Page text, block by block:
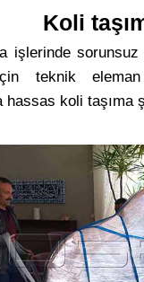
Koli
işlerinde
teknik eleman
hassas koli taşıma